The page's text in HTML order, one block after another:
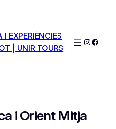
EXPERIÈNCIES
| UNIR TOURS
i Orient Mitja